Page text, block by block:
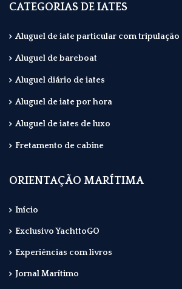
CATEGORIAS DE IATES
Aluguel de iate particular com tripulação
Aluguel de bareboat
Aluguel diário de iates
Aluguel de iate por hora
Aluguel de iates de luxo
Fretamento de cabine
ORIENTAÇÃO MARÍTIMA
Início
Exclusivo YachttoGO
Experiências com livros
Jornal Marítimo